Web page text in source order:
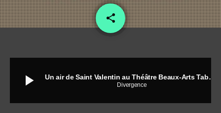
share
email
play_arrow Un air de Saint Valentin au Théâtre Beaux-Arts Tabard…
Divergence